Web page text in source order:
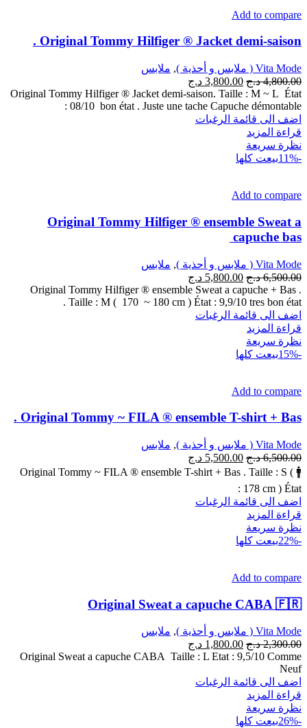
Add to compare
Original Tommy Hilfiger ® Jacket demi-saison .
Vita Mode ( ملابس و أحذية ) , ملابس
4,800.00 د.ج 3,800.00 د.ج
Original Tommy Hilfiger ® Jacket demi-saison. Taille : M ~ L État
: 08/10 bon état . Juste une tache Capuche démontable
اضف الى قائمة الرغبات
قراءة المزيد
نظرة سريعة
-11%
بيعت كلها
Add to compare
Original Tommy Hilfiger ® ensemble Sweat a
capuche bas
Vita Mode ( ملابس و أحذية ) , ملابس
6,500.00 د.ج 5,800.00 د.ج
Original Tommy Hilfiger ® ensemble Sweat a capuche + Bas .
Taille : M ( 170 ~ 180 cm ) État : 9,9/10 tres bon état .
اضف الى قائمة الرغبات
قراءة المزيد
نظرة سريعة
-15%
بيعت كلها
Add to compare
Original Tommy ~ FILA ® ensemble T-shirt + Bas .
Vita Mode ( ملابس و أحذية ) , ملابس
6,500.00 د.ج 5,500.00 د.ج
Original Tommy ~ FILA ® ensemble T-shirt + Bas . Taille : S ( 🚹
178 cm ) État :
اضف الى قائمة الرغبات
قراءة المزيد
نظرة سريعة
-22%
بيعت كلها
Add to compare
Original Sweat a capuche CABA 🇫🇷
Vita Mode ( ملابس و أحذية ) , ملابس
2,300.00 د.ج 1,800.00 د.ج
Original Sweat a capuche CABA Taille : L Etat : 9,5/10 Comme
Neuf
اضف الى قائمة الرغبات
قراءة المزيد
نظرة سريعة
-26%
بيعت كلها